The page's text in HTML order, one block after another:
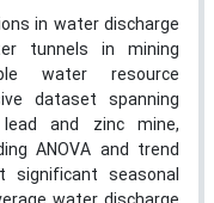
in water discharge
tunnels in mining
water resource
dataset spanning
and zinc mine,
ANOVA and trend
significant seasonal